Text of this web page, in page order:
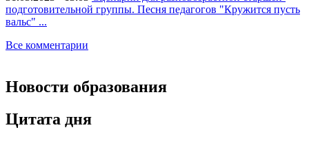
подготовительной группы. Песня педагогов "Кружится пусть
вальс" ...
Все комментарии
Новости образования
Цитата дня